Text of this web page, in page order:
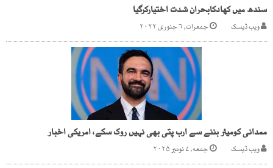
سندھ میں کھادکابحران شدت اختیارکرگیا
ویب ڈیسک جمعرات, ۶ جنوری ۲۰۲۲
ممدانی کومیئر بننے سے ارب پتی بھی نہیں روک سکے، امریکی اخبار
ویب ڈیسک جمعه, ۷ نومبر ۲۰۲۵